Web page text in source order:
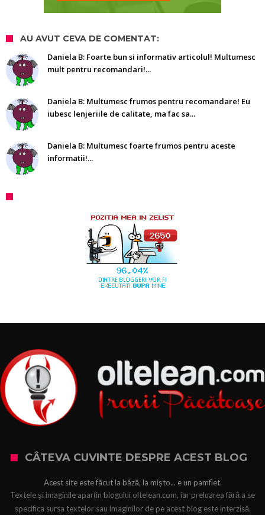
AU AVUT CEVA DE COMENTAT:
Daniela B: Foarte bun si informativ articolul! Multumesc
mult pentru recomandari!...
Daniela B: Multumesc frumos pentru recomandare! Eu
iubesc lenjeriile de calitate, ma fac sa...
Daniela B: Multumesc foarte frumos pentru aceste
informatii!...
CÂTEVA CUVINTE DESPRE ACEST BLOG
Acest site este făcut la bâză, la mișto... e un pamflet.
Textele şi imaginile aparțin blogului oltelean.com, iar preluarea fără a se
specifica sursa textelor sau imaginilor de pe acest blog este interzisă.